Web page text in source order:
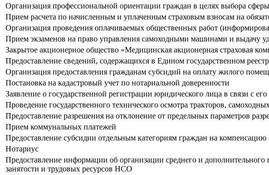
Организация профессиональной ориентации граждан в целях выбора
Прием расчета по начисленным и уплаченным страховым взносам на
Организация проведения оплачиваемых общественных работ
Прием экзаменов на право управления самоходными машинами и выдачу
Закрытое акционерное общество «Медицинская акционерная страховая
Предоставление сведений, содержащихся в Едином государственном
Организация предоставления гражданам субсидий на оплату жилого
Постановка на кадастровый учет по нотариальной доверенности
Заявление о государственной регистрации юридического лица в связи с
Проведение государственного технического осмотра тракторов,
Предоставление разрешения на отклонение от предельных параметров
Прием коммунальных платежей
Предоставление субсидии отдельным категориям граждан на
Нотариус
Предоставление информации об организации среднего и дополнительного
занятости и трудовых ресурсов НСО